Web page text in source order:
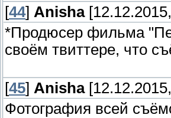
[44] Anisha
*Продюсер фильма
своём твиттере, что
[45] Anisha
Фотография всей